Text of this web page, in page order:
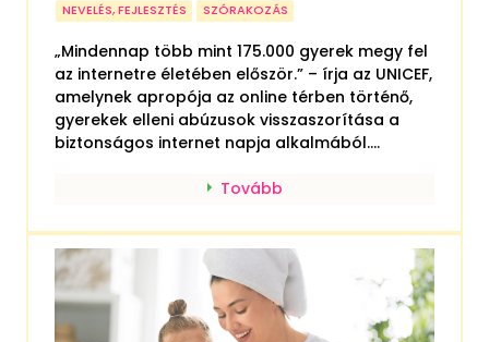
NEVELÉS, FEJLESZTÉS SZÓRAKOZÁS
„Mindennap több mint 175.000 gyerek megy fel
az internetre életében először.” – írja az UNICEF,
amelynek apropója az online térben történő,
gyerekek elleni abúzusok visszaszorítása a
biztonságos internet napja alkalmából....
Tovább